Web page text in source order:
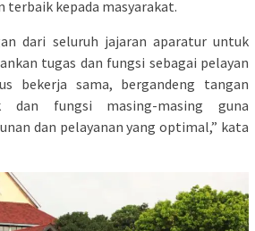
terbaik kepada masyarakat.
dari seluruh jajaran aparatur untuk
tugas dan fungsi sebagai pelayan
bekerja sama, bergandeng tangan
dan fungsi masing-masing guna
dan pelayanan yang optimal,” kata